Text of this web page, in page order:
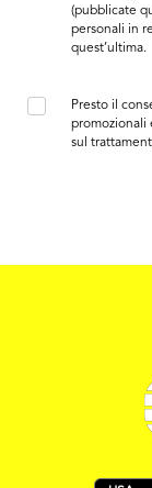
(pubblicate
personali in
quest’ultima.
Presto il
promozionali
sul